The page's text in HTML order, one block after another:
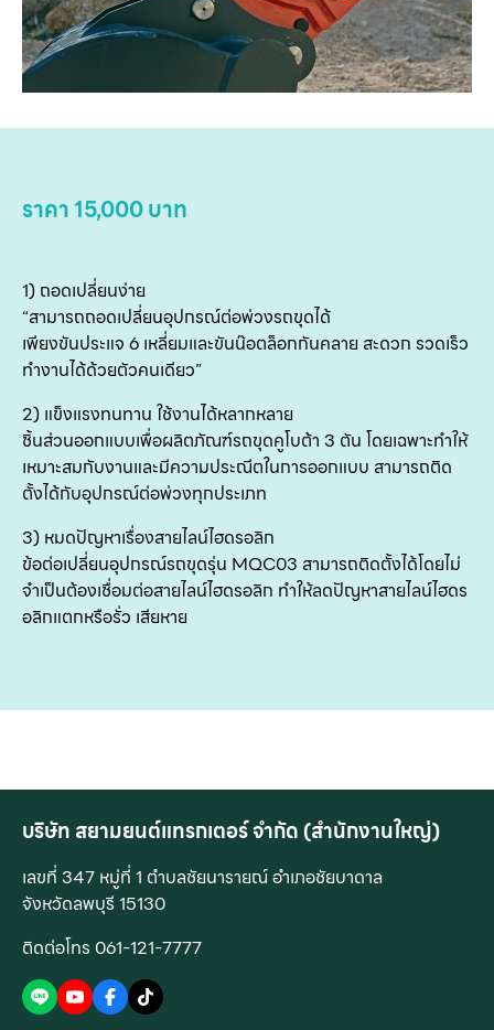
ราคา 15,000 บาท
1) ถอดเปลี่ยนง่าย
“สามารถถอดเปลี่ยนอุปกรณ์ต่อพ่วงรถขุดได้
เพียงขันประแจ 6 เหลี่ยมและขันน๊อตล็อกกันคลาย สะดวก รวดเร็ว
ทำงานได้ด้วยตัวคนเดียว”
2) แข็งแรงทนทาน ใช้งานได้หลากหลาย
ชิ้นส่วนออกแบบเพื่อผลิตภัณฑ์รถขุดคูโบต้า 3 ตัน โดยเฉพาะทำให้
เหมาะสมกับงานและมีความประณีตในการออกแบบ สามารถติด
ตั้งได้กับอุปกรณ์ต่อพ่วงทุกประเภท
3) หมดปัญหาเรื่องสายไลน์ไฮดรอลิก
ข้อต่อเปลี่ยนอุปกรณ์รถขุดรุ่น MQC03 สามารถติดตั้งได้โดยไม่
จำเป็นต้องเชื่อมต่อสายไลน์ไฮดรอลิก ทำให้ลดปัญหาสายไลน์ไฮดร
อลิกแตกหรือรั่ว เสียหาย
บริษัท สยามยนต์แทรกเตอร์ จำกัด (สำนักงานใหญ่)
เลขที่ 347 หมู่ที่ 1 ตำบลชัยนารายณ์ อำเภอชัยบาดาล
จังหวัดลพบุรี 15130
ติดต่อโทร 061-121-7777
สิ
ข
บ